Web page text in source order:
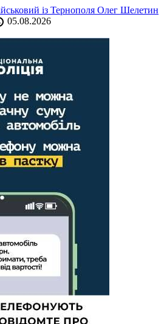
із Тернополя Олег Шелетин
05.08.2026